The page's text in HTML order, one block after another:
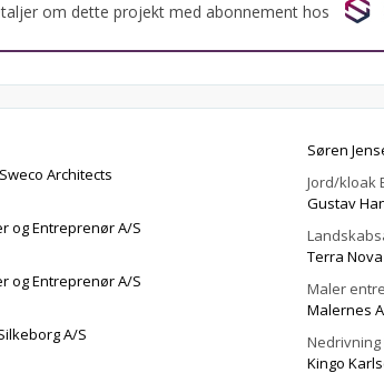
om dette projekt med abonnement hos
Architects
Murer og Entreprenør A/S
Murer og Entreprenør A/S
A/S
Søren
Jord/kloak
Terra
Maler
Malernes
Nedrivning
Kingo